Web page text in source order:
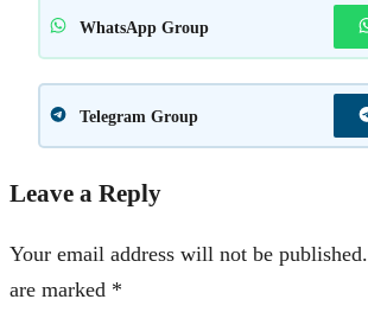
WhatsApp Group
Telegram Group
Leave a Reply
Your email address will not be published.
are marked *